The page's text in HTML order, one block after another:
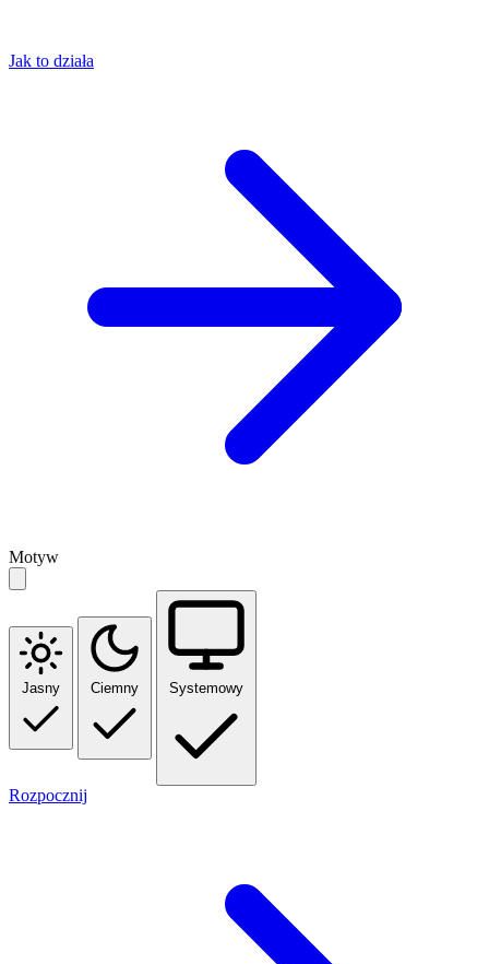
Jak to działa
Motyw
Jasny Ciemny Systemowy
Rozpocznij